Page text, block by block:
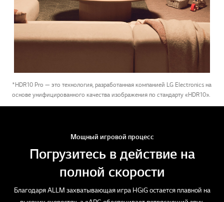
*HDR10 Pro — это технология, разработанная компанией LG Electronics на
основе унифицированного качества изображения по стандарту «HDR10».
Мощный игровой процесс
Погрузитесь в действие на
полной скорости
Благодаря ALLM захватывающая игра HGiG остается плавной на